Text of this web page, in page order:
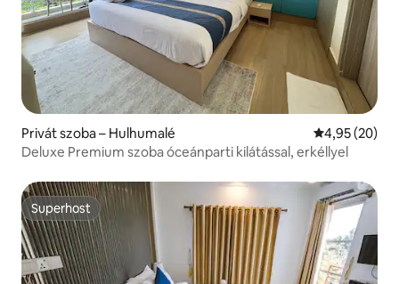
Privát szoba – Hulhumalé Átlagos
4,95 (20)
Deluxe Premium szoba óceánparti kilátással, erkéllyel
Superhost
Superhost